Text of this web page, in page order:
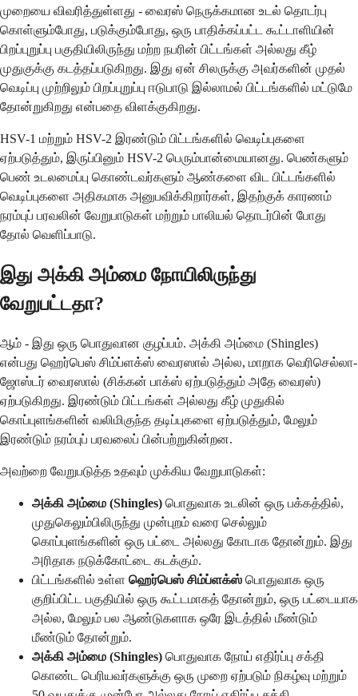
முறையை விவரித்துள்ளது - வைரஸ் நெருக்கமான உடல் தொடர்பு
கொள்ளும்போது, ​​படுக்கும்போது, ​​ஒரு பாதிக்கப்பட்ட கூட்டாளியின்
பிறப்புறுப்பு பகுதியிலிருந்து மற்ற நபரின் பிட்டங்கள் அல்லது கீழ்
முதுகுக்கு கடத்தப்படுகிறது. இது ஏன் சிலருக்கு அவர்களின் முதல்
வெடிப்பு முற்றிலும் பிறப்புறுப்பு ஈடுபாடு இல்லாமல் பிட்டங்களில் மட்டுமே
தோன்றுகிறது என்பதை விளக்குகிறது.
HSV-1 மற்றும் HSV-2 இரண்டும் பிட்டங்களில் வெடிப்புகளை
ஏற்படுத்தும், இருப்பினும் HSV-2 பெரும்பான்மையானது. பெண்களும்
பெண் உடலமைப்பு கொண்டவர்களும் ஆண்களை விட பிட்டங்களில்
வெடிப்புகளை அதிகமாக அனுபவிக்கிறார்கள், இதற்குக் காரணம்
நரம்புப் பரவலின் வேறுபாடுகள் மற்றும் பாலியல் தொடர்பின் போது
தோல் வெளிப்பாடு.
இது அக்கி அம்மை நோயிலிருந்து
வேறுபட்டதா?
ஆம் - இது ஒரு பொதுவான குழப்பம். அக்கி அம்மை (Shingles)
என்பது ஹெர்பெஸ் சிம்ப்ளக்ஸ் வைரஸால் அல்ல, மாறாக வெரிசெல்லா-
ஜோஸ்டர் வைரஸால் (சிக்கன் பாக்ஸ் ஏற்படுத்தும் அதே வைரஸ்)
ஏற்படுகிறது. இரண்டும் பிட்டங்கள் அல்லது கீழ் முதுகில்
கொப்புளங்களின் வலிமிகுந்த தடிப்புகளை ஏற்படுத்தும், மேலும்
இரண்டும் நரம்புப் பரவலைப் பின்பற்றுகின்றன.
அவற்றை வேறுபடுத்த உதவும் முக்கிய வேறுபாடுகள்:
அக்கி அம்மை (Shingles) பொதுவாக உடலின் ஒரு பக்கத்தில்,
முதுகெலும்பிலிருந்து முன்புறம் வரை செல்லும்
கொப்புளங்களின் ஒரு பட்டை அல்லது கோடாக தோன்றும். இது
அரிதாக நடுக்கோட்டை கடக்கும்.
பிட்டங்களில் உள்ள ஹெர்பெஸ் சிம்ப்ளக்ஸ் பொதுவாக ஒரு
குறிப்பிட்ட பகுதியில் ஒரு கூட்டமாகத் தோன்றும், ஒரு பட்டையாக
அல்ல, மேலும் பல ஆண்டுகளாக ஒரே இடத்தில் மீண்டும்
மீண்டும் தோன்றும்.
அக்கி அம்மை (Shingles) பொதுவாக நோய் எதிர்ப்பு சக்தி
கொண்ட பெரியவர்களுக்கு ஒரு முறை ஏற்படும் நிகழ்வு மற்றும்